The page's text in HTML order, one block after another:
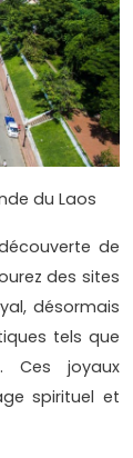
du Laos
de
des sites
désormais
tels que
joyaux
spirituel et